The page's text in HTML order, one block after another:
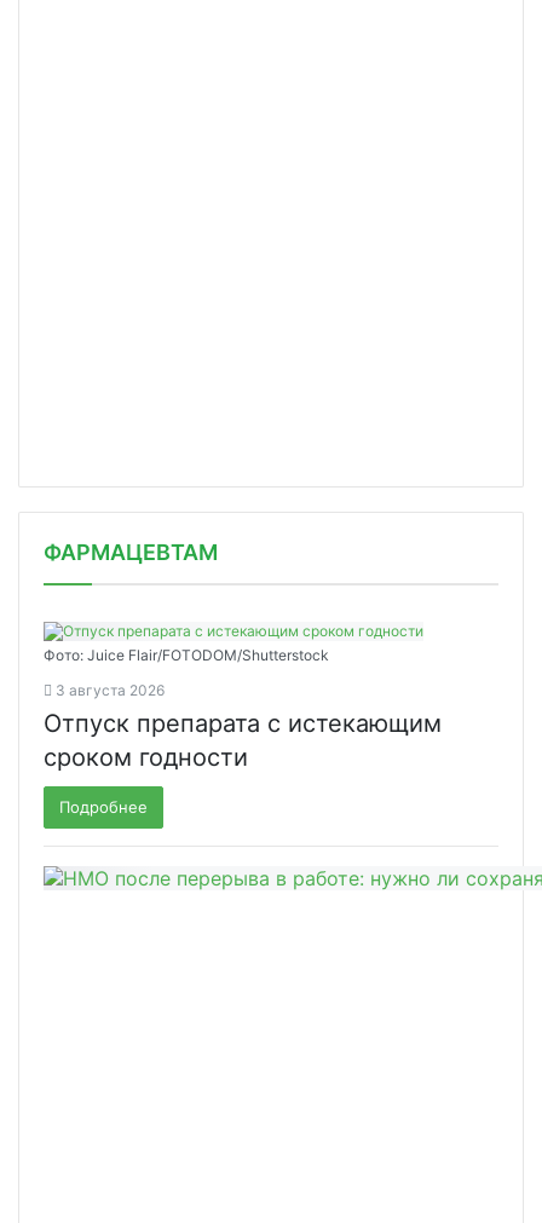
ФАРМАЦЕВТАМ
Фото: Juice Flair/FOTODOM/Shutterstoсk
3 августа 2026
Отпуск препарата с истекающим
сроком годности
Подробнее